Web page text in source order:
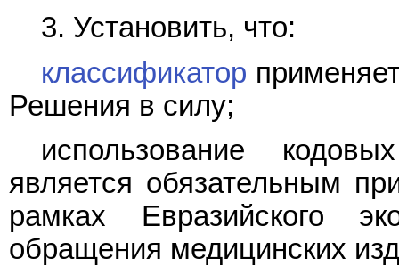
3. Установить, что:
классификатор
Решения в силу;
использование
является обязательным
рамках Евразийского
обращения медицинских